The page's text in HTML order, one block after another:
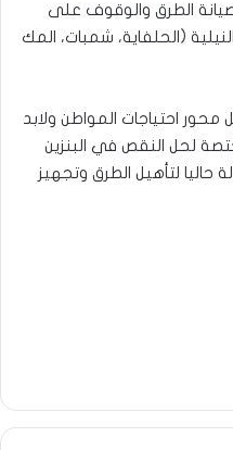
الطرق والوقوف على
(الحلفاية، شمبات، المك
محور احتياجات المواطن ولابد
لحل النقص في البنزين
حاليا لتأهيل الطرق وتجهيز